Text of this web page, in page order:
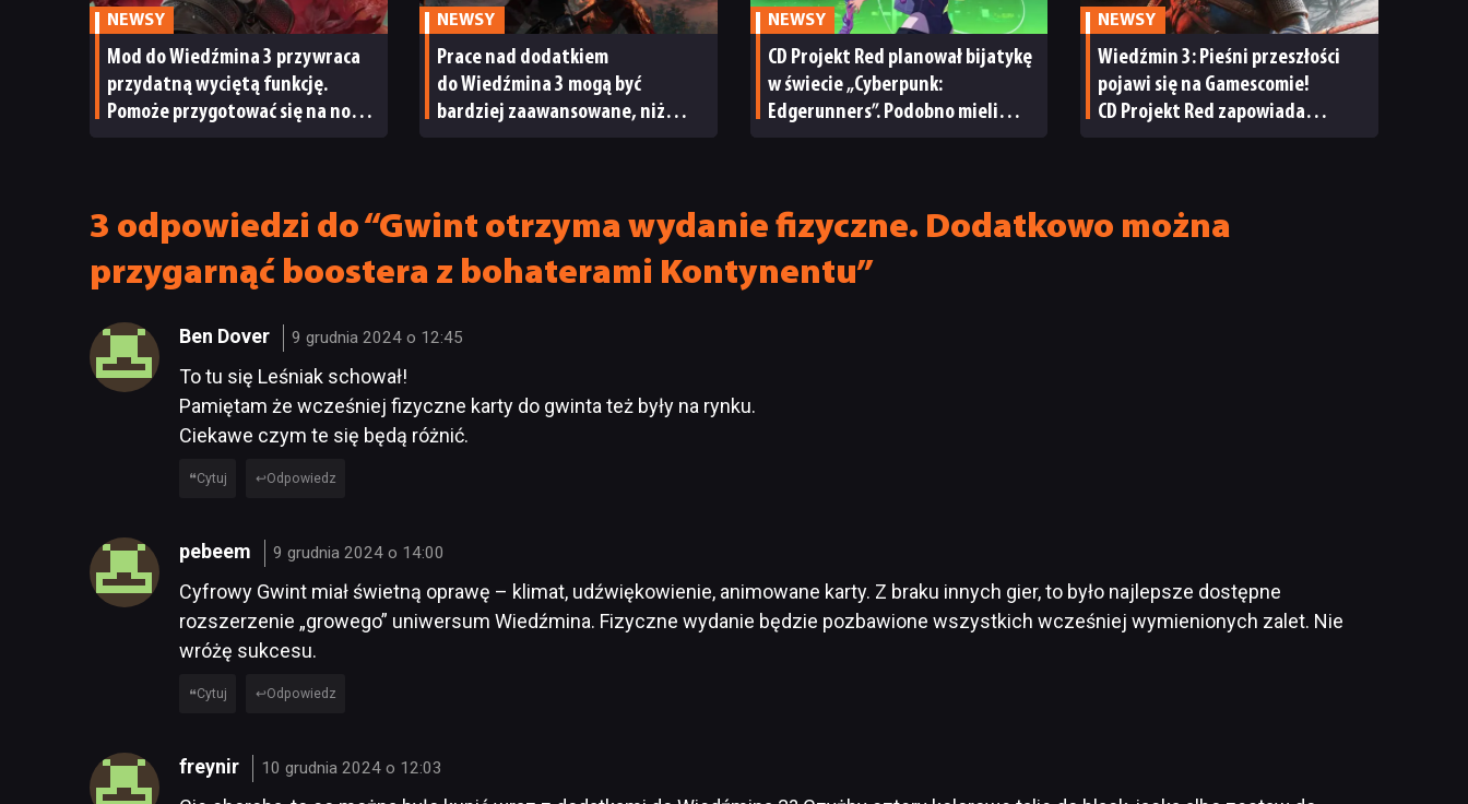
NEWSY
Mod do Wiedźmina 3 przywraca
przydatną wyciętą funkcję.
Pomoże przygotować się na nowy
NEWSY
Prace nad dodatkiem
do Wiedźmina 3 mogą być
bardziej zaawansowane, niż
NEWSY
CD Projekt Red planował bijatykę
w świecie „Cyberpunk:
Edgerunners”. Podobno mieli
NEWSY
Wiedźmin 3: Pieśni przeszłości
pojawi się na Gamescomie!
CD Projekt Red zapowiada
3 odpowiedzi do “Gwint otrzyma wydanie fizyczne. Dodatkowo można
przygarnąć boostera z bohaterami Kontynentu”
Ben Dover 9 grudnia 2024 o 12:45
To tu się Leśniak schował!
Pamiętam że wcześniej fizyczne karty do gwinta też były na rynku.
Ciekawe czym te się będą różnić.
Cytuj Odpowiedz
pebeem 9 grudnia 2024 o 14:00
Cyfrowy Gwint miał świetną oprawę – klimat, udźwiękowienie, animowane karty. Z braku innych gier, to było najlepsze dostępne
rozszerzenie „growego” uniwersum Wiedźmina. Fizyczne wydanie będzie pozbawione wszystkich wcześniej wymienionych zalet. Nie
wróżę sukcesu.
Cytuj Odpowiedz
freynir 10 grudnia 2024 o 12:03